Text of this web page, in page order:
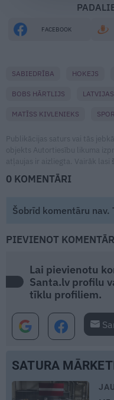
FACEBOOK
SABIEDRĪBA HOKEJS
BOBS HĀRTLIJS
MATĪSS KIVLENIEKS
Publikācijas saturs vai tās
objekts Autortiesību likuma
atļaujas ir aizliegta. Vairāk lasi
0 KOMENTĀRI
Šobrīd komentāru nav.
PIEVIENOT
Lai pievienotu
Santa.lv profilu
tīklu profiliem.
SATURA
RŪPNIEKI